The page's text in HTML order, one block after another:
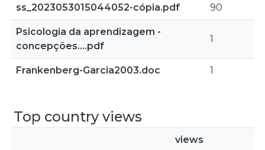
ss_2023053015044052-cópia.pdf 90
Psicologia da aprendizagem -
concepções....pdf
1
Frankenberg-Garcia2003.doc 1
Top country views
views